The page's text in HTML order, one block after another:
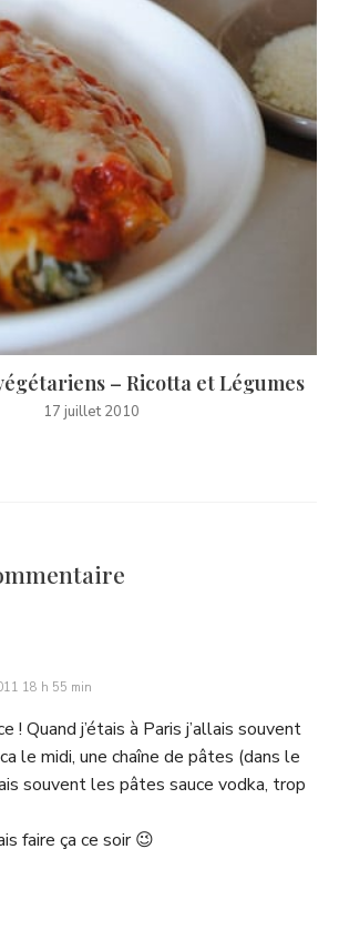
– Ricotta et Légumes
17 juillet 2010
18 h 55 min
! Quand j’étais à Paris j’allais souvent
le midi, une chaîne de pâtes (dans le
souvent les pâtes sauce vodka, trop
faire ça ce soir 😉